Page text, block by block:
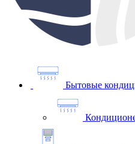
Бытовые